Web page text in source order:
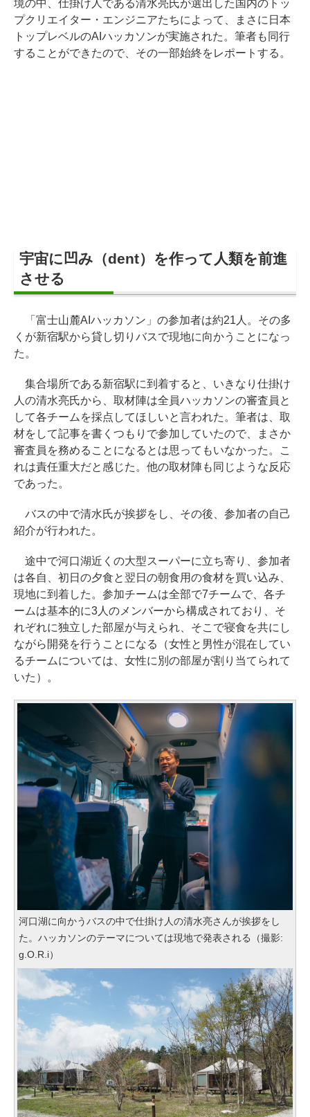
境の中、仕掛け人である清水亮氏が選出した国内のトッ
プクリエイター・エンジニアたちによって、まさに日本
トップレベルのAIハッカソンが実施された。筆者も同行
することができたので、その一部始終をレポートする。
宇宙に凹み（dent）を作って人類を前進
させる
「富士山麓AIハッカソン」の参加者は約21人。その多
くが新宿駅から貸し切りバスで現地に向かうことになっ
た。
集合場所である新宿駅に到着すると、いきなり仕掛け
人の清水亮氏から、取材陣は全員ハッカソンの審査員と
して各チームを採点してほしいと言われた。筆者は、取
材をして記事を書くつもりで参加していたので、まさか
審査員を務めることになるとは思ってもいなかった。こ
れは責任重大だと感じた。他の取材陣も同じような反応
であった。
バスの中で清水氏が挨拶をし、その後、参加者の自己
紹介が行われた。
途中で河口湖近くの大型スーパーに立ち寄り、参加者
は各自、初日の夕食と翌日の朝食用の食材を買い込み、
現地に到着した。参加チームは全部で7チームで、各チ
ームは基本的に3人のメンバーから構成されており、そ
れぞれに独立した部屋が与えられ、そこで寝食を共にし
ながら開発を行うことになる（女性と男性が混在してい
るチームについては、女性に別の部屋が割り当てられて
いた）。
河口湖に向かうバスの中で仕掛け人の清水亮さんが挨拶をし
た。ハッカソンのテーマについては現地で発表される（撮影:
g.O.R.i）